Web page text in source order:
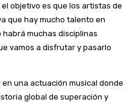
objetivo es que los artistas de
que hay mucho talento en
muchas disciplinas
vamos a disfrutar y pasarlo
una actuación musical donde
global de superación y